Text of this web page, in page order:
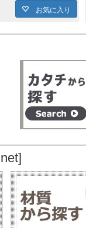
お気に入り